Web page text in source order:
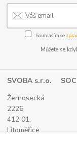
Souhlasím se
Můžete se
SVOBA s.r.o.
Žernosecká
2226
412 01,
Litoměřice